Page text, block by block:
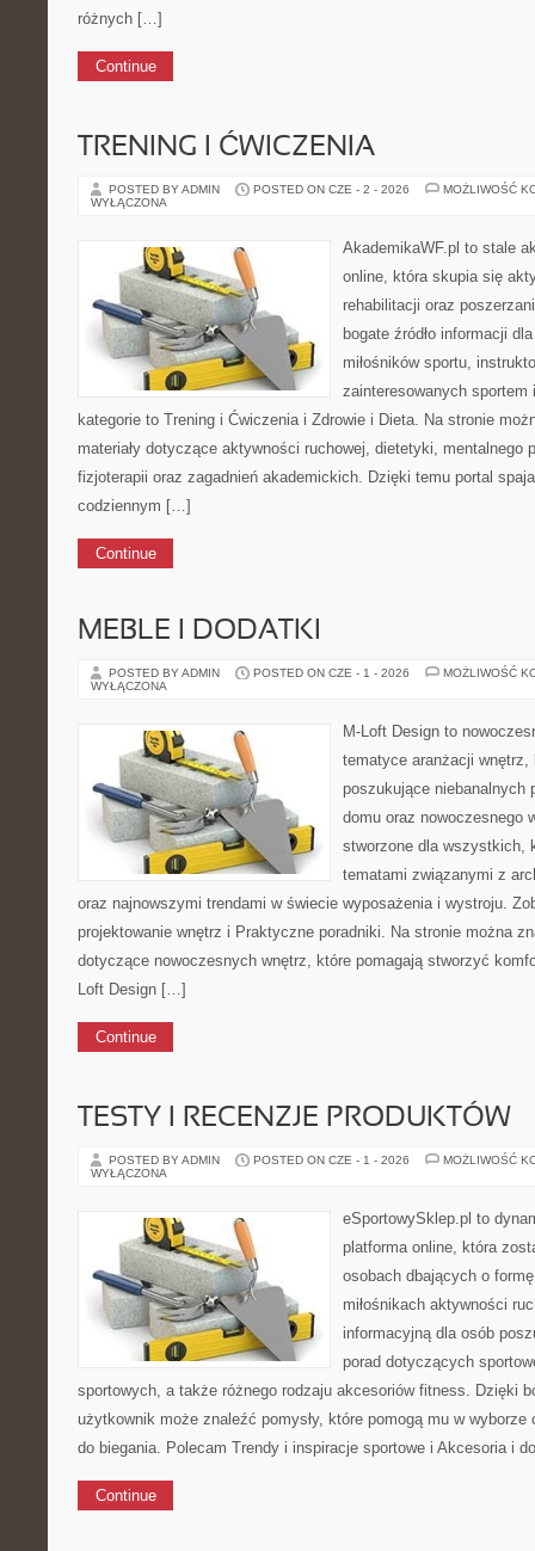
różnych […]
Continue
TRENING I ĆWICZENIA
POSTED BY ADMIN POSTED ON CZE - 2 - 2026
MOŻLIWOŚĆ
WYŁĄCZONA
AkademikaWF.pl to stale
online, która skupia się
rehabilitacji oraz
bogate źródło informacji
miłośników sportu,
zainteresowanych sportem
kategorie to Trening i Ćwiczenia i Zdrowie i Dieta. Na stronie
materiały dotyczące aktywności ruchowej, dietetyki, mentalnego
fizjoterapii oraz zagadnień akademickich. Dzięki temu portal
codziennym […]
Continue
MEBLE I DODATKI
POSTED BY ADMIN POSTED ON CZE - 1 - 2026
MOŻLIWOŚĆ
WYŁĄCZONA
M-Loft Design to
tematyce aranżacji
poszukujące niebanalnych
domu oraz nowoczesnego
stworzone dla wszystkich,
tematami związanymi z
oraz najnowszymi trendami w świecie wyposażenia i wystroju.
projektowanie wnętrz i Praktyczne poradniki. Na stronie można
dotyczące nowoczesnych wnętrz, które pomagają stworzyć
Loft Design […]
Continue
TESTY I RECENZJE PRODUKTÓW
POSTED BY ADMIN POSTED ON CZE - 1 - 2026
MOŻLIWOŚĆ
WYŁĄCZONA
eSportowySklep.pl to
platforma online, która
osobach dbających o
miłośnikach aktywności
informacyjną dla osób
porad dotyczących
sportowych, a także różnego rodzaju akcesoriów fitness. Dzięki
użytkownik może znaleźć pomysły, które pomogą mu w wyborze
do biegania. Polecam Trendy i inspiracje sportowe i Akcesoria i
Continue